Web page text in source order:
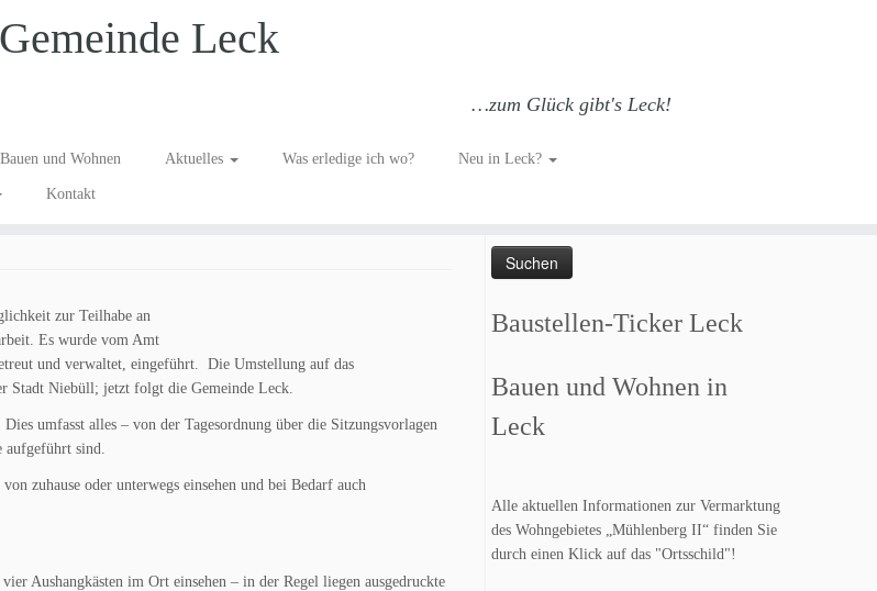
Gemeinde Leck
…zum Glück gibt's Leck!
Bauen und Wohnen Aktuelles Was erledige ich wo? Neu in Leck?
Kontakt
noch im „RIS“
zur Teilhabe an
Es wurde vom Amt
und verwaltet, eingeführt. Die Umstellung auf das
Stadt Niebüll; jetzt folgt die Gemeinde Leck.
umfasst alles – von der Tagesordnung über die Sitzungsvorlagen
aufgeführt sind.
zuhause oder unterwegs einsehen und bei Bedarf auch
Aushangkästen im Ort einsehen – in der Regel liegen ausgedruckte
Such dich GLÜCKlich…
Baustellen-Ticker Leck
Bauen und Wohnen in
Leck
Alle aktuellen Informationen zur Vermarktung
des Wohngebietes „Mühlenberg II“ finden Sie
durch einen Klick auf das "Ortsschild"!